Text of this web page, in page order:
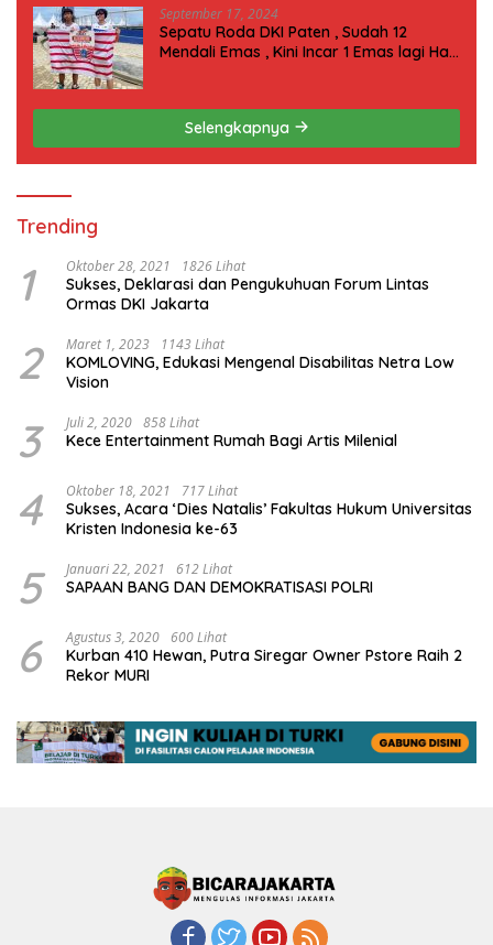
September 17, 2024
Sepatu Roda DKI Paten , Sudah 12
Mendali Emas , Kini Incar 1 Emas lagi Hari
Selengkapnya
Trending
1 Oktober 28, 2021 1826 Lihat
Sukses, Deklarasi dan Pengukuhuan Forum Lintas
Ormas DKI Jakarta
2 Maret 1, 2023 1143 Lihat
KOMLOVING, Edukasi Mengenal Disabilitas Netra Low
Vision
3 Juli 2, 2020 858 Lihat
Kece Entertainment Rumah Bagi Artis Milenial
4 Oktober 18, 2021 717 Lihat
Sukses, Acara ‘Dies Natalis’ Fakultas Hukum Universitas
Kristen Indonesia ke-63
5 Januari 22, 2021 612 Lihat
SAPAAN BANG DAN DEMOKRATISASI POLRI
6 Agustus 3, 2020 600 Lihat
Kurban 410 Hewan, Putra Siregar Owner Pstore Raih 2
Rekor MURI